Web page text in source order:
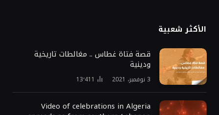
الأكثر شعبية
قصة فتاة غطاس .. مغالطات تاريخية
ودينية
3 نوفمبر، 2021 13٬411
Video of celebrations in Algeria